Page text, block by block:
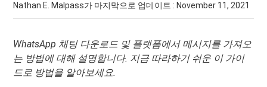
Nathan E. Malpass가 마지막으로 업데이트 : November 11, 2021
WhatsApp 채팅 다운로드 및 플랫폼에서 메시지를 가져오
는 방법에 대해 설명합니다. 지금 따라하기 쉬운 이 가이
드로 방법을 알아보세요.